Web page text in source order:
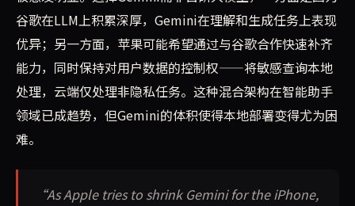
谷歌在LLM上积累深厚，Gemini在理解和生成任务上表现
优异；另一方面，苹果可能希望通过与谷歌合作快速补齐
能力，同时保持对用户数据的控制权——将敏感查询本地
处理，云端仅处理非隐私任务。这种混合架构在智能助手
领域已成趋势，但Gemini的体积使得本地部署变得尤为困
难。
“As Apple tries to shrink Gemini for the iPhone,